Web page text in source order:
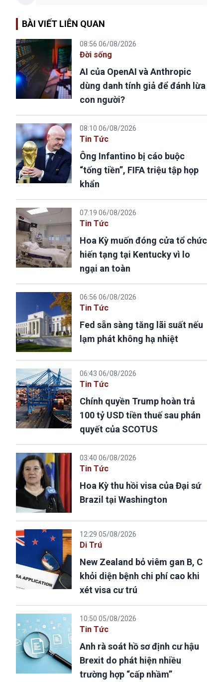
BÀI VIẾT LIÊN QUAN
08:56 06/08/2026
Đời sống
AI của OpenAI và Anthropic
dùng danh tính giả để đánh lừa
con người?
08:10 06/08/2026
Tin Tức
Ông Infantino bị cáo buộc
“tống tiền”, FIFA triệu tập họp
khẩn
07:19 06/08/2026
Tin Tức
Hoa Kỳ muốn đóng cửa tổ chức
hiến tạng tại Kentucky vì lo
ngại an toàn
06:56 06/08/2026
Tin Tức
Fed sẵn sàng tăng lãi suất nếu
lạm phát không hạ nhiệt
06:43 06/08/2026
Tin Tức
Chính quyền Trump hoàn trả
100 tỷ USD tiền thuế sau phán
quyết của SCOTUS
03:40 06/08/2026
Tin Tức
Hoa Kỳ thu hồi visa của Đại sứ
Brazil tại Washington
12:29 05/08/2026
Di Trú
New Zealand bỏ viêm gan B, C
khỏi diện bệnh chi phí cao khi
xét visa cư trú
10:50 05/08/2026
Tin Tức
Anh rà soát hồ sơ định cư hậu
Brexit do phát hiện nhiều
trường hợp “cấp nhầm”